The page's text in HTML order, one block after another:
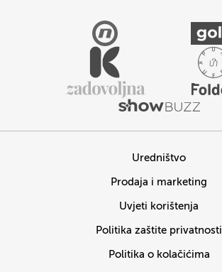
Uredništvo
Prodaja i marketing
Uvjeti korištenja
Politika zaštite privatnosti
Politika o kolačićima